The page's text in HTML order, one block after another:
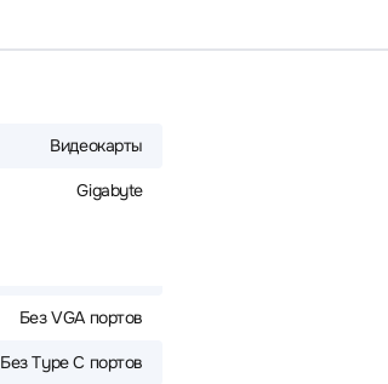
Видеокарты
Gigabyte
Без VGA портов
Без Type C портов